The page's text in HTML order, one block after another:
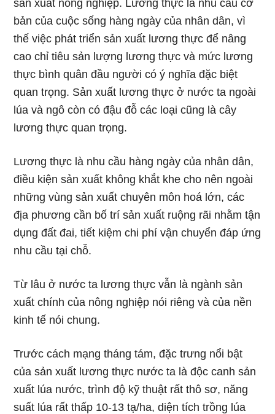
sản xuất nông nghiệp. Lương thực là nhu cầu cơ
bản của cuộc sống hàng ngày của nhân dân, vì
thế việc phát triển sản xuất lương thực để nâng
cao chỉ tiêu sản lượng lương thực và mức lương
thực bình quân đầu người có ý nghĩa đặc biệt
quan trọng. Sản xuất lương thực ở nước ta ngoài
lúa và ngô còn có đậu đỗ các loại cũng là cây
lương thực quan trọng.
Lương thực là nhu cầu hàng ngày của nhân dân,
điều kiện sản xuất không khắt khe cho nên ngoài
những vùng sản xuất chuyên môn hoá lớn, các
địa phương cần bố trí sản xuất ruộng rãi nhằm tận
dụng đất đai, tiết kiệm chi phí vận chuyển đáp ứng
nhu cầu tại chỗ.
Từ lâu ở nước ta lương thực vẫn là ngành sản
xuất chính của nông nghiệp nói riêng và của nền
kinh tế nói chung.
Trước cách mạng tháng tám, đặc trưng nổi bật
của sản xuất lương thực nước ta là độc canh sản
xuất lúa nước, trình độ kỹ thuật rất thô sơ, năng
suất lúa rất thấp 10-13 tạ/ha, diện tích trồng lúa